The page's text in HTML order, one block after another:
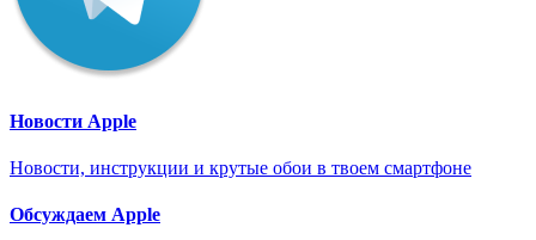
Новости Apple
Новости, инструкции и крутые обои в твоем смартфоне
Обсуждаем Apple